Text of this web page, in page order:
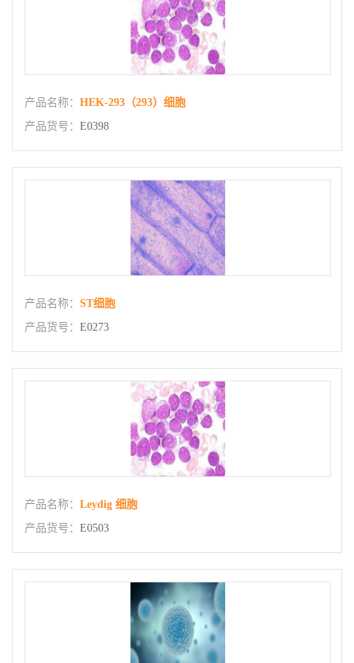
产品名称： HEK-293（293）细胞
产品货号： E0398
产品名称： ST细胞
产品货号： E0273
产品名称： Leydig 细胞
产品货号： E0503